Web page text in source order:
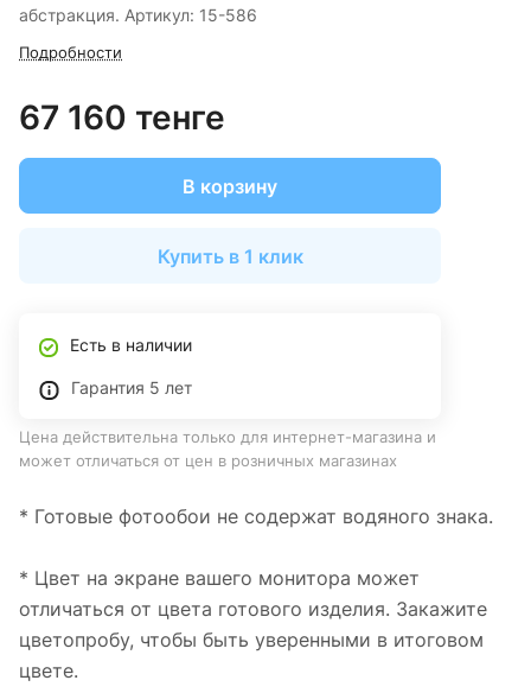
абстракция. Артикул: 15-586
Подробности
67 160 тенге
В корзину
Купить в 1 клик
Есть в наличии
Гарантия 5 лет
Цена действительна только для интернет-магазина и
может отличаться от цен в розничных магазинах
* Готовые фотообои не содержат водяного знака.
* Цвет на экране вашего монитора может
отличаться от цвета готового изделия. Закажите
цветопробу, чтобы быть уверенными в итоговом
цвете.